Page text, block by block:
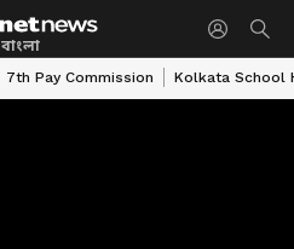
বাংলা
7th Pay Commission Kolkata School